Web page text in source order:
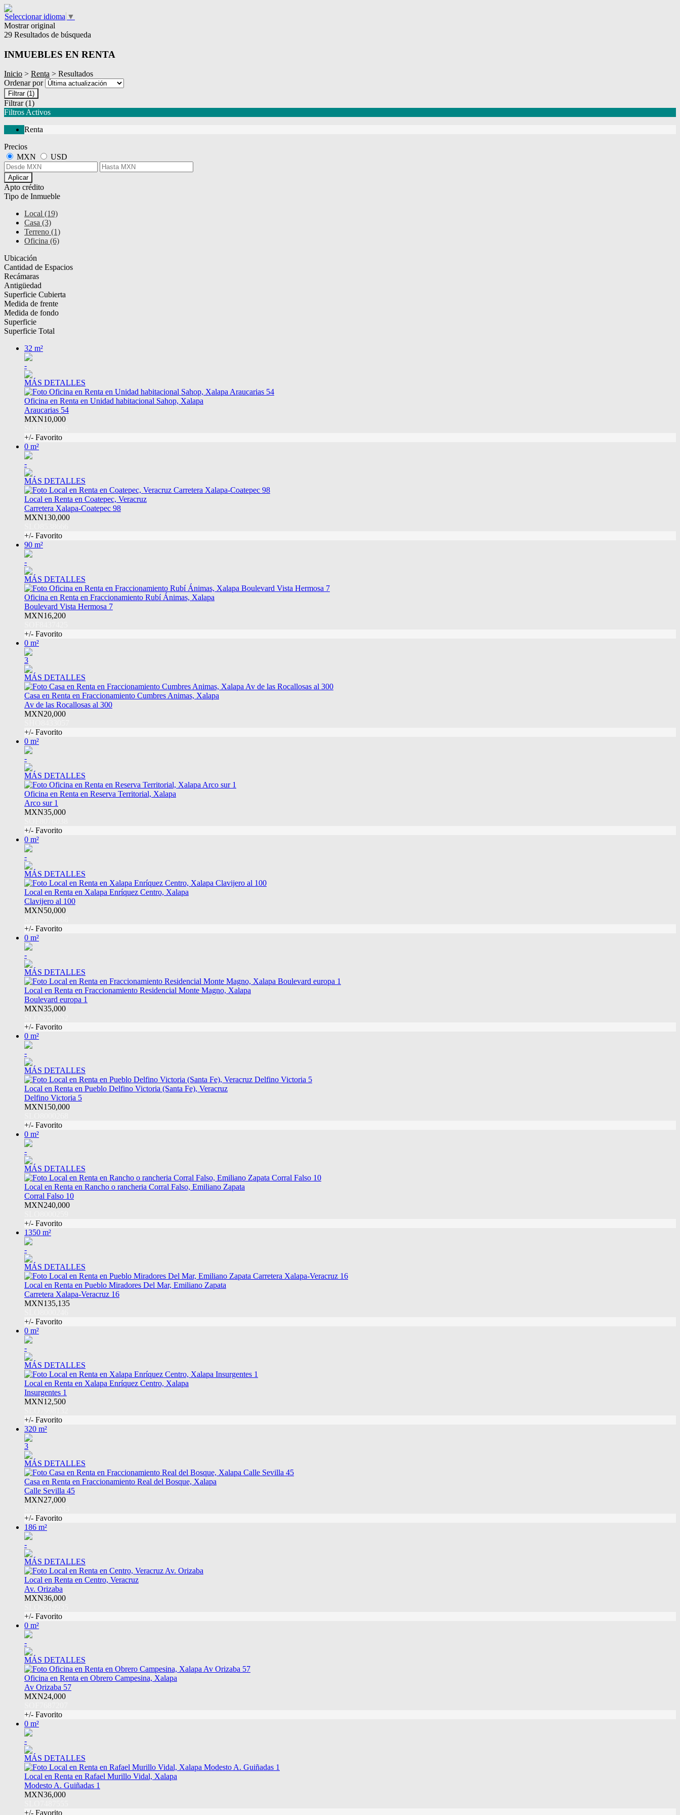
Seleccionar idioma ▼
Mostrar original
29 Resultados de búsqueda
INMUEBLES EN RENTA
Inicio > Renta > Resultados
Ordenar por
Filtrar (1)
Filtrar (1)
Filtros Activos
Renta
Precios
MXN
USD
Aplicar
Apto crédito
Tipo de Inmueble
Local (19)
Casa (3)
Terreno (1)
Oficina (6)
Ubicación
Cantidad de Espacios
Recámaras
Antigüedad
Superficie Cubierta
Medida de frente
Medida de fondo
Superficie
Superficie Total
32 m²
-
MÁS DETALLES
Oficina en Renta en Unidad habitacional Sahop, Xalapa
Araucarias 54
MXN10,000
+/- Favorito
0 m²
-
MÁS DETALLES
Local en Renta en Coatepec, Veracruz
Carretera Xalapa-Coatepec 98
MXN130,000
+/- Favorito
90 m²
-
MÁS DETALLES
Oficina en Renta en Fraccionamiento Rubí Ánimas, Xalapa
Boulevard Vista Hermosa 7
MXN16,200
+/- Favorito
0 m²
3
MÁS DETALLES
Casa en Renta en Fraccionamiento Cumbres Animas, Xalapa
Av de las Rocallosas al 300
MXN20,000
+/- Favorito
0 m²
-
MÁS DETALLES
Oficina en Renta en Reserva Territorial, Xalapa
Arco sur 1
MXN35,000
+/- Favorito
0 m²
-
MÁS DETALLES
Local en Renta en Xalapa Enríquez Centro, Xalapa
Clavijero al 100
MXN50,000
+/- Favorito
0 m²
-
MÁS DETALLES
Local en Renta en Fraccionamiento Residencial Monte Magno, Xalapa
Boulevard europa 1
MXN35,000
+/- Favorito
0 m²
-
MÁS DETALLES
Local en Renta en Pueblo Delfino Victoria (Santa Fe), Veracruz
Delfino Victoria 5
MXN150,000
+/- Favorito
0 m²
-
MÁS DETALLES
Local en Renta en Rancho o rancheria Corral Falso, Emiliano Zapata
Corral Falso 10
MXN240,000
+/- Favorito
1350 m²
-
MÁS DETALLES
Local en Renta en Pueblo Miradores Del Mar, Emiliano Zapata
Carretera Xalapa-Veracruz 16
MXN135,135
+/- Favorito
0 m²
-
MÁS DETALLES
Local en Renta en Xalapa Enríquez Centro, Xalapa
Insurgentes 1
MXN12,500
+/- Favorito
320 m²
3
MÁS DETALLES
Casa en Renta en Fraccionamiento Real del Bosque, Xalapa
Calle Sevilla 45
MXN27,000
+/- Favorito
186 m²
-
MÁS DETALLES
Local en Renta en Centro, Veracruz
Av. Orizaba
MXN36,000
+/- Favorito
0 m²
-
MÁS DETALLES
Oficina en Renta en Obrero Campesina, Xalapa
Av Orizaba 57
MXN24,000
+/- Favorito
0 m²
-
MÁS DETALLES
Local en Renta en Rafael Murillo Vidal, Xalapa
Modesto A. Guiñadas 1
MXN36,000
+/- Favorito